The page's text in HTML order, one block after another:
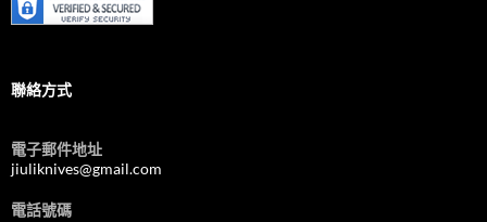
聯絡方式
電子郵件地址
jiuliknives@gmail.com
電話號碼